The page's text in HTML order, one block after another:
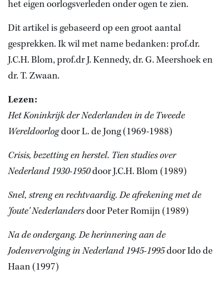
het eigen oorlogsverleden onder ogen te zien.
Dit artikel is gebaseerd op een groot aantal
gesprekken. Ik wil met name bedanken: prof.dr.
J.C.H. Blom, prof.dr J. Kennedy, dr. G. Meershoek en
dr. T. Zwaan.
Lezen:
Het Koninkrijk der Nederlanden in de Tweede
Wereldoorlogdoor L. de Jong (1969-1988)
Crisis, bezetting en herstel. Tien studies over
Nederland 1930-1950door J.C.H. Blom (1989)
Snel, streng en rechtvaardig. De afrekening met de
'foute' Nederlandersdoor Peter Romijn (1989)
Na de ondergang. De herinnering aan de
Jodenvervolging in Nederland 1945-1995door Ido de
Haan (1997)